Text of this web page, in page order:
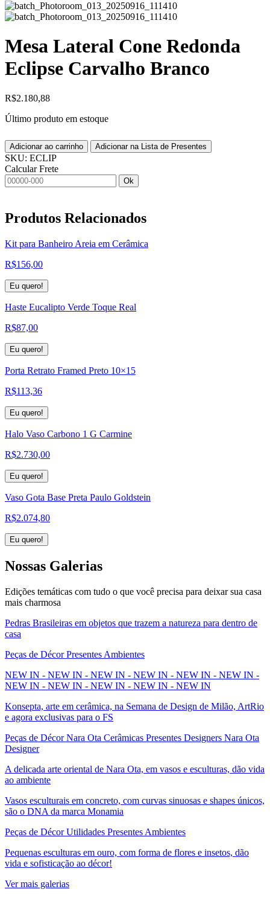
Mesa Lateral Cone Redonda
Eclipse Carvalho Branco
R$2.180,88
Último produto em estoque
Adicionar ao carrinho Adicionar na Lista de Presentes
SKU: ECLIP
Calcular Frete
Ok
Produtos Relacionados
Kit para Banheiro Areia em Cerâmica
R$156,00
Eu quero!
Haste Eucalipto Verde Toque Real
R$87,00
Eu quero!
Porta Retrato Framed Preto 10×15
R$113,36
Eu quero!
Halo Vaso Carbono 1 G Carmine
R$2.730,00
Eu quero!
Vaso Gota Base Preta Paulo Goldstein
R$2.074,80
Eu quero!
Nossas Galerias
Edições temáticas com tudo o que você precisa para deixar sua casa
mais charmosa
Pedras Brasileiras em objetos que trazem a natureza para dentro de
casa
Peças de Décor Presentes Ambientes
NEW IN - NEW IN - NEW IN - NEW IN - NEW IN - NEW IN -
NEW IN - NEW IN - NEW IN - NEW IN - NEW IN
Konsepta, arte em cerâmica, na Semana de Design de Milão, ArtRio
e agora exclusivas para o FS
Peças de Décor Nara Ota Cerâmicas Presentes Designers Nara Ota
Designer
A delicada arte oriental de Nara Ota, em vasos e esculturas, dão vida
ao ambiente
Vasos esculturais em concreto, com curvas sinuosas e shapes únicos,
são o DNA da marca Monamia
Peças de Décor Utilidades Presentes Ambientes
Pequenas esculturas em ouro, com forma de flores e insetos, dão
vida e sofisticação ao décor!
Ver mais galerias